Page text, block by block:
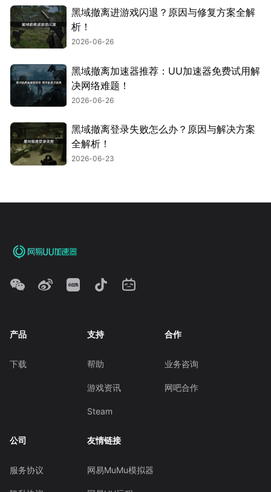
黑域撤离进游戏闪退？原因与修复方案全解
析！
2026-06-26
黑域撤离加速器推荐：UU加速器免费试用解
决网络难题！
2026-06-26
黑域撤离登录失败怎么办？原因与解决方案
全解析！
2026-06-23
产品
下载
支持
帮助
游戏资讯
Steam
合作
业务咨询
网吧合作
公司
服务协议
友情链接
网易MuMu模拟器